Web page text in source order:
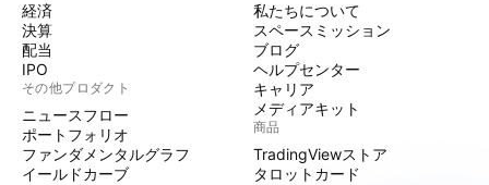
経済
決算
配当
IPO
その他プロダクト
ニュースフロー
ポートフォリオ
ファンダメンタルグラフ
イールドカーブ
私たちについて
スペースミッション
ブログ
ヘルプセンター
キャリア
メディアキット
商品
TradingViewストア
タロットカード